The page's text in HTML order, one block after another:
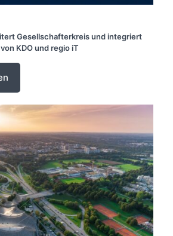
Gesellschafterkreis und integriert
KDO und regio iT